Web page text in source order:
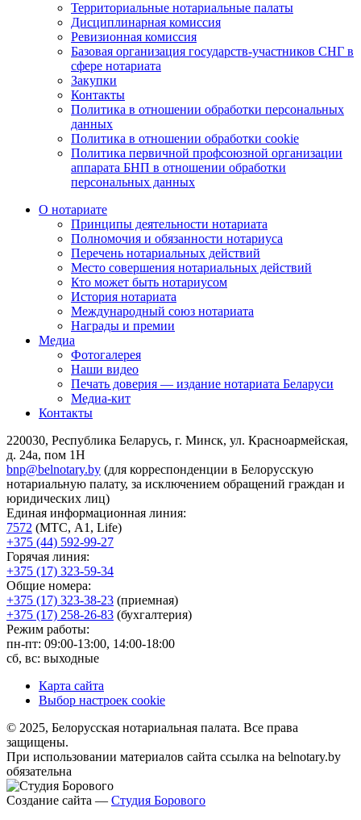
Территориальные нотариальные палаты
Дисциплинарная комиссия
Ревизионная комиссия
Базовая организация государств-участников СНГ в
сфере нотариата
Закупки
Контакты
Политика в отношении обработки персональных
данных
Политика в отношении обработки cookie
Политика первичной профсоюзной организации
аппарата БНП в отношении обработки
персональных данных
О нотариате
Принципы деятельности нотариата
Полномочия и обязанности нотариуса
Перечень нотариальных действий
Место совершения нотариальных действий
Кто может быть нотариусом
История нотариата
Международный союз нотариата
Награды и премии
Медиа
Фотогалерея
Наши видео
Печать доверия — издание нотариата Беларуси
Медиа-кит
Контакты
220030, Республика Беларусь, г. Минск, ул. Красноармейская,
д. 24а, пом 1Н
bnp@belnotary.by (для корреспонденции в Белорусскую
нотариальную палату, за исключением обращений граждан и
юридических лиц)
Единая информационная линия:
7572 (МТС, A1, Life)
+375 (44) 592-99-27
Горячая линия:
+375 (17) 323-59-34
Общие номера:
+375 (17) 323-38-23 (приемная)
+375 (17) 258-26-83 (бухгалтерия)
Режим работы:
пн-пт: 09:00-13:00, 14:00-18:00
сб, вс: выходные
Карта сайта
Выбор настроек cookie
© 2025, Белорусская нотариальная палата. Все права
защищены.
При использовании материалов сайта ссылка на belnotary.by
обязательна
Создание сайта — Студия Борового